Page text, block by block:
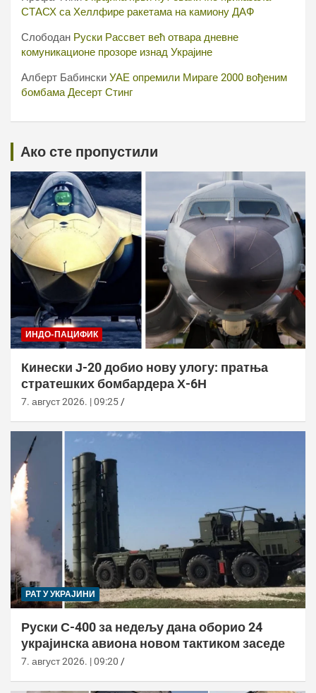
СТАСХ са Хеллфире ракетама на камиону ДАФ
Слободан Руски Рассвет већ отвара дневне
комуникационе прозоре изнад Украјине
Алберт Бабински УАЕ опремили Мираге 2000 вођеним
бомбама Десерт Стинг
Ако сте пропустили
ИНДО-ПАЦИФИК
Кинески Ј-20 добио нову улогу: пратња
стратешких бомбардера Х-6Н
7. август 2026. | 09:25
РАТ У УКРАЈИНИ
Руски С-400 за недељу дана оборио 24
украјинска авиона новом тактиком заседе
7. август 2026. | 09:20